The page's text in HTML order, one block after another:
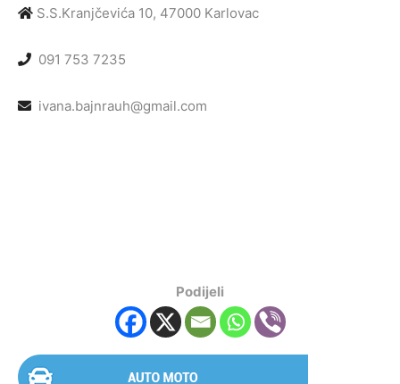
S.S.Kranjčevića 10, 47000 Karlovac
091 753 7235
ivana.bajnrauh@gmail.com
Podijeli